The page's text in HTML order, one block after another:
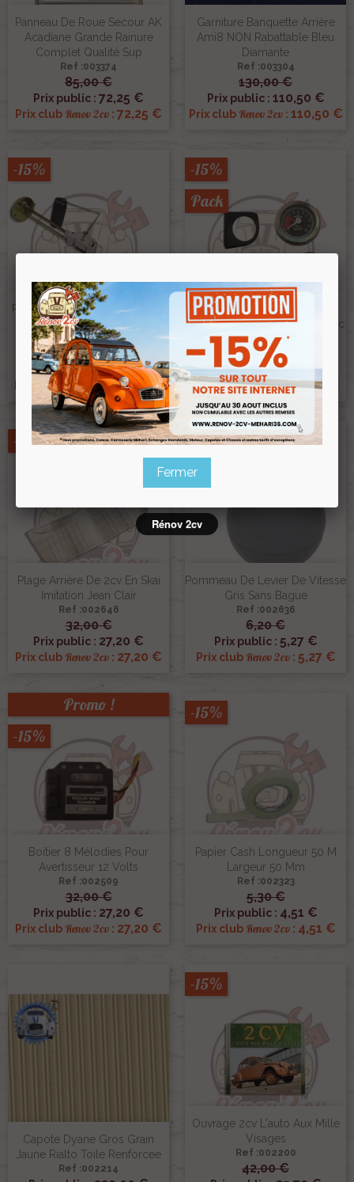
Panneau De Roue Secour AK
Acadiane Grande Rainure
Complet Qualité Sup
Ref :003374
85,00 €
Prix public : 72,25 €
Prix club Renov 2cv : 72,25 €
Garniture Banquette Arrière
Ami8 NON Rabattable Bleu
Diamante
Ref :003304
130,00 €
Prix public : 110,50 €
Prix club Renov 2cv: 110,50 €
Rheostat Reservoir 2cv Méhari
Dyane 12V Montage VEGLIA
Ref :003234
28,00 €
Prix public :23,80 €
Prix clubRenov 2cv:23,80 €
-15%
Kit 1 Indicateur 12v Pour
Pression D'huile Moteur 602cc
Ref :003093
92,00 €
Prix public :78,20 €
Prix clubRenov 2cv:78,20 €
-15%
Pack
Plage Arrière De 2cv En Skai
Imitation Jean Clair
Ref :002646
32,00 €
Prix public : 27,20 €
Prix club Renov 2cv : 27,20 €
-15%
Pommeau De Levier De Vitesse
Gris Sans Bague
Ref :002636
6,20 €
Prix public : 5,27 €
Prix club Renov 2cv: 5,27 €
-15%
Boitier 8 Mélodies Pour
Avertisseur 12 Volts
Ref :002509
32,00 €
Prix public : 27,20 €
Prix club Renov 2cv : 27,20 €
Promo !
-15%
Papier Cash Longueur 50 M
Largeur 50 Mm
Ref :002323
5,30 €
Prix public : 4,51 €
Prix club Renov 2cv: 4,51 €
-15%
Capote Dyane Gros Grain
Jaune Rialto Toile Renforcee
Ref :002214
Ouvrage 2cv L'auto Aux Mille
Visages
Ref :002200
42,00 €
-15%
Fermer
Rénov 2cv